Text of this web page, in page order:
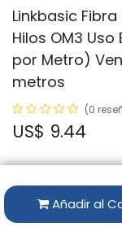
Linkbasic
Hilos OM3
por Metro)
metros
(0
US$ 9.44
Añadir al